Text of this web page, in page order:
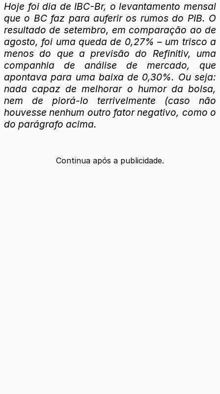
Hoje foi dia de IBC-Br, o levantamento mensal
que o BC faz para auferir os rumos do PIB. O
resultado de setembro, em comparação ao de
agosto, foi uma queda de 0,27% – um trisco a
menos do que a previsão do Refinitiv, uma
companhia de análise de mercado, que
apontava para uma baixa de 0,30%. Ou seja:
nada capaz de melhorar o humor da bolsa,
nem de piorá-lo terrivelmente (caso não
houvesse nenhum outro fator negativo, como o
do parágrafo acima.
Continua após a publicidade.